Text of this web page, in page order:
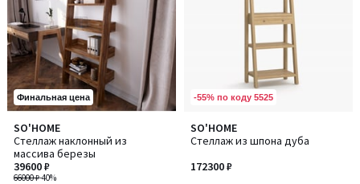
Финальная цена
SO'HOME
Стеллаж наклонный из
массива березы
66000 ₽-40%
39600 ₽
Количество
цветов:
4
-55% по коду 5525
SO'HOME
Стеллаж из шпона дуба
172300 ₽